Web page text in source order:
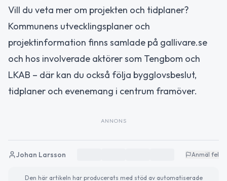
Vill du veta mer om projekten och tidplaner?
Kommunens utvecklingsplaner och
projektinformation finns samlade på gallivare.se
och hos involverade aktörer som Tengbom och
LKAB – där kan du också följa bygglovsbeslut,
tidplaner och evenemang i centrum framöver.
ANNONS
Johan Larsson Anmäl fel
Den här artikeln har producerats med stöd av automatiserade